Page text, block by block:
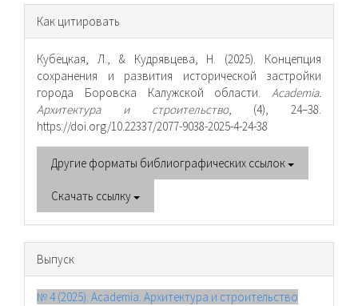
Информация
о статье
Как цитировать
Кубецкая, Л., & Кудрявцева, Н. (2025). Концепция
сохранения и развития исторической застройки
города Боровска Калужской области. Academia.
Архитектура и строительство, (4), 24–38.
https://doi.org/10.22337/2077-9038-2025-4-24-38
Другие форматы библиографических ссылок
Скачать ссылку
Выпуск
№ 4 (2025): Academia. Архитектура и строительство